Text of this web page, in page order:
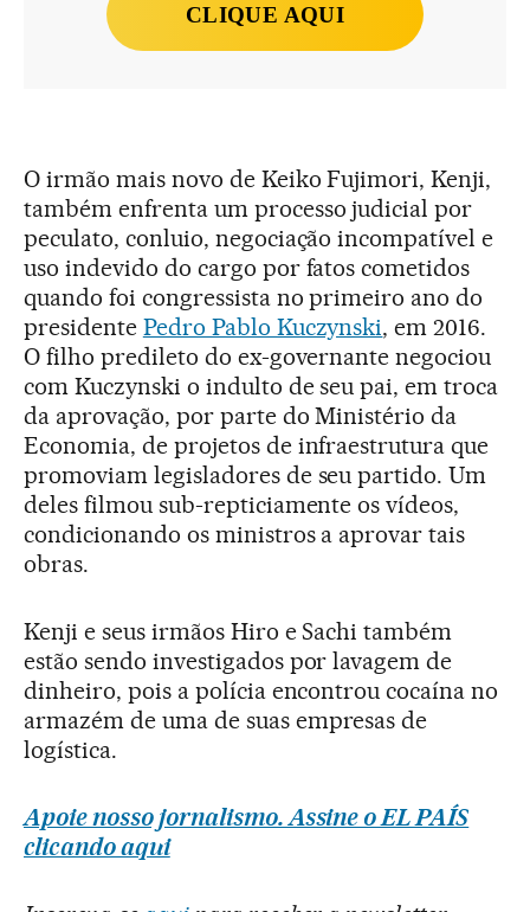
CLIQUE AQUI
O irmão mais novo de Keiko Fujimori, Kenji,
também enfrenta um processo judicial por
peculato, conluio, negociação incompatível e
uso indevido do cargo por fatos cometidos
quando foi congressista no primeiro ano do
presidente Pedro Pablo Kuczynski, em 2016.
O filho predileto do ex-governante negociou
com Kuczynski o indulto de seu pai, em troca
da aprovação, por parte do Ministério da
Economia, de projetos de infraestrutura que
promoviam legisladores de seu partido. Um
deles filmou sub-repticiamente os vídeos,
condicionando os ministros a aprovar tais
obras.
Kenji e seus irmãos Hiro e Sachi também
estão sendo investigados por lavagem de
dinheiro, pois a polícia encontrou cocaína no
armazém de uma de suas empresas de
logística.
Apoie nosso jornalismo. Assine o EL PAÍS
clicando aqui